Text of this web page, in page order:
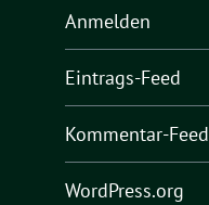
Anmelden
Eintrags-Feed
Kommentar-Feed
WordPress.org